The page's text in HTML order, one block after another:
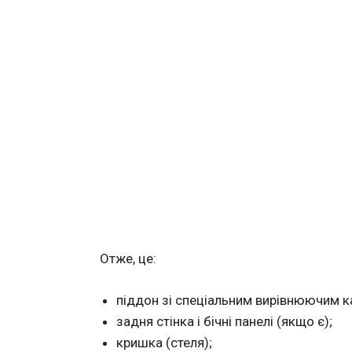
Отже, це:
піддон зі спеціальним вирівнюючим
задня стінка і бічні панелі (якщо є);
кришка (стеля);